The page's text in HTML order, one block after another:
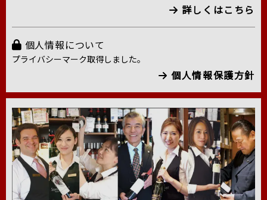
詳しくはこちら
個人情報について
プライバシーマーク取得しました。
個人情報保護方針